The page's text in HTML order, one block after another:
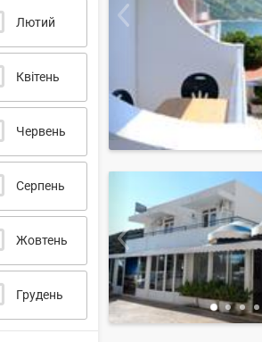
Лютий
Квітень
Червень
Серпень
Жовтень
Грудень